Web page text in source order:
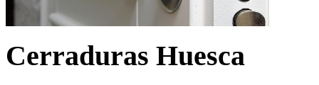
Cerraduras Huesca